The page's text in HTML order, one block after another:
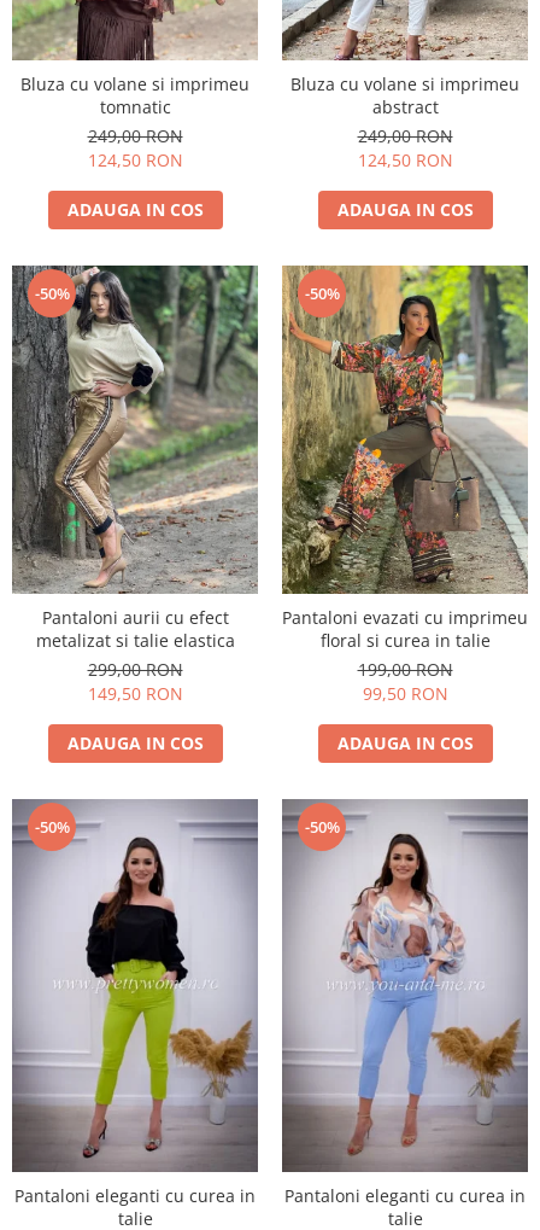
Bluza cu volane si imprimeu
tomnatic
249,00 RON
124,50 RON
ADAUGA IN COS
Bluza cu volane si imprimeu
abstract
249,00 RON
124,50 RON
ADAUGA IN COS
-50%
Pantaloni aurii cu efect
metalizat si talie elastica
299,00 RON
149,50 RON
ADAUGA IN COS
-50%
Pantaloni evazati cu imprimeu
floral si curea in talie
199,00 RON
99,50 RON
ADAUGA IN COS
-50%
Pantaloni eleganti cu curea in
talie
-50%
Pantaloni eleganti cu curea in
talie